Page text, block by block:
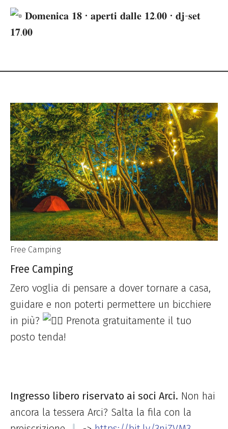
𝐃𝐨𝐦𝐞𝐧𝐢𝐜𝐚 𝟏𝟖 • 𝐚𝐩𝐞𝐫𝐭𝐢 𝐝𝐚𝐥𝐥𝐞 𝟏𝟐.𝟎𝟎 • 𝐝𝐣-𝐬𝐞𝐭
𝟏𝟕.𝟎𝟎
Free Camping
Free Camping
Zero voglia di pensare a dover tornare a casa,
guidare e non poterti permettere un bicchiere
in più?
Prenota gratuitamente il tuo
posto tenda!
Ingresso libero riservato ai soci Arci. Non hai
ancora la tessera Arci? Salta la fila con la